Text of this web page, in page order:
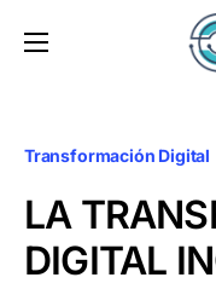
Transformación Digital
LA
DIGITAL